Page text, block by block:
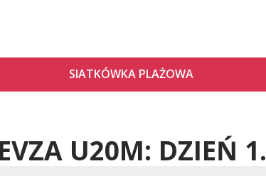
SIATKÓWKA PLAŻOWA
U20M: DZIEŃ 1.